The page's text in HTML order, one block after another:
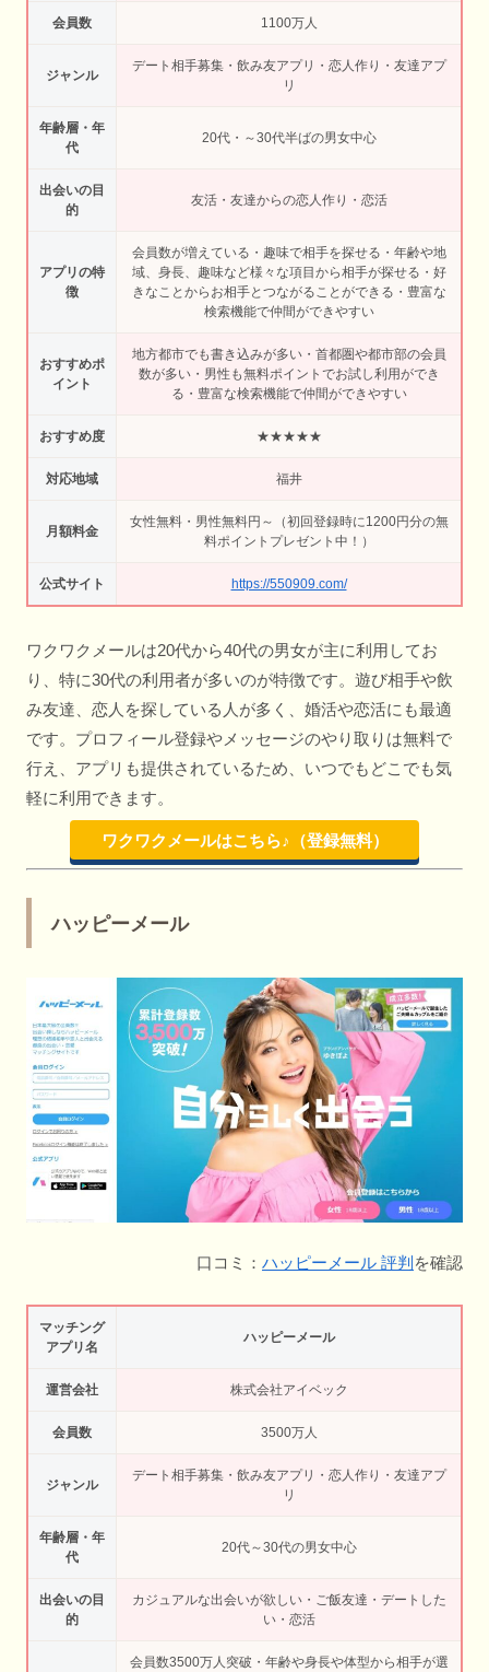
会員数 1100万人
ジャンル
デート相手募集・飲み友アプリ・恋人作り・友達アプ
リ
年齢層・年
代
20代・～30代半ばの男女中心
出会いの目
的
友活・友達からの恋人作り・恋活
アプリの特
徴
会員数が増えている・趣味で相手を探せる・年齢や地
域、身長、趣味など様々な項目から相手が探せる・好
きなことからお相手とつながることができる・豊富な
検索機能で仲間ができやすい
おすすめポ
イント
地方都市でも書き込みが多い・首都圏や都市部の会員
数が多い・男性も無料ポイントでお試し利用ができ
る・豊富な検索機能で仲間ができやすい
おすすめ度 ★★★★★
対応地域 福井
月額料金
女性無料・男性無料円～（初回登録時に1200円分の無
料ポイントプレゼント中！）
公式サイト https://550909.com/
ワクワクメールは20代から40代の男女が主に利用してお
り、特に30代の利用者が多いのが特徴です。遊び相手や飲
み友達、恋人を探している人が多く、婚活や恋活にも最適
です。プロフィール登録やメッセージのやり取りは無料で
行え、アプリも提供されているため、いつでもどこでも気
軽に利用できます。
ワクワクメールはこちら♪（登録無料）
ハッピーメール
口コミ： ハッピーメール 評判 を確認
マッチング
アプリ名
ハッピーメール
運営会社 株式会社アイベック
会員数 3500万人
ジャンル
デート相手募集・飲み友アプリ・恋人作り・友達アプ
リ
年齢層・年
代
20代～30代の男女中心
出会いの目
的
カジュアルな出会いが欲しい・ご飯友達・デートした
い・恋活
会員数3500万人突破・年齢や身長や体型から相手が選